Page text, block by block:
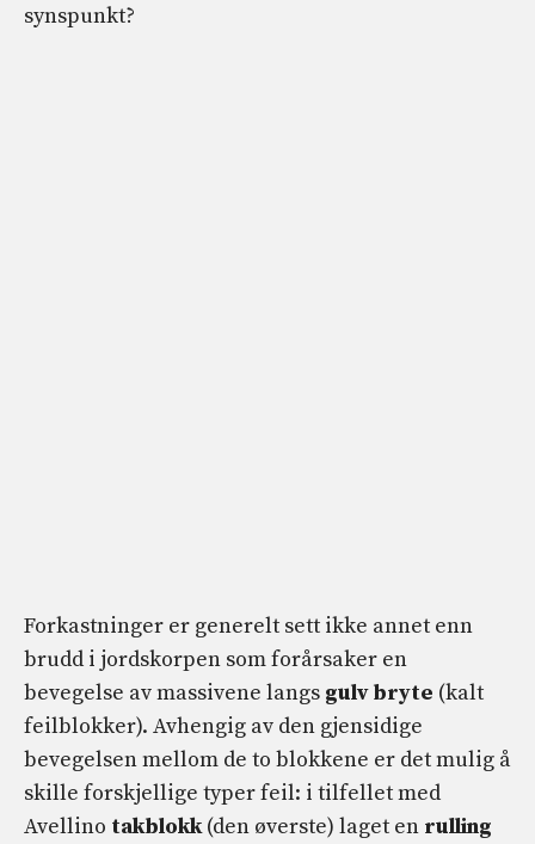
synspunkt?
Forkastninger er generelt sett ikke annet enn
brudd i jordskorpen som forårsaker en
bevegelse av massivene langs gulv bryte (kalt
feilblokker). Avhengig av den gjensidige
bevegelsen mellom de to blokkene er det mulig å
skille forskjellige typer feil: i tilfellet med
Avellino takblokk(den øverste) laget en rulling